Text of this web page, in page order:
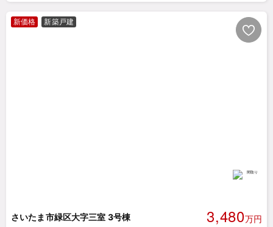
新価格 新築戸建
さいたま市緑区大字三室 3号棟 3,480万円